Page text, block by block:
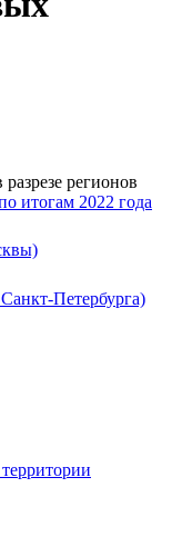
регионов
итогам 2022 года
Петербурга)